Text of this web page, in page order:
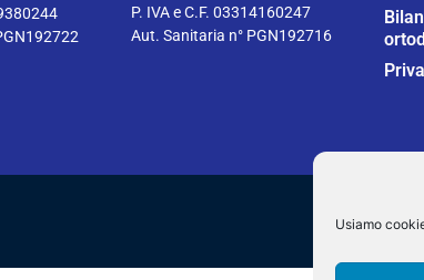
Usiamo
P. IVA e C.F. 03314160247
Aut. Sanitaria n° PGN192716